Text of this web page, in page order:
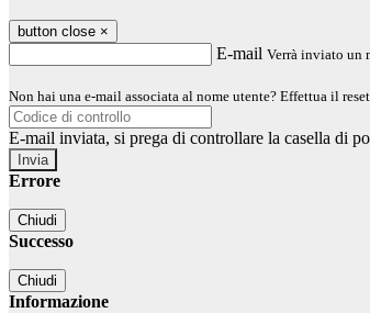
button close ×
E-mail Verrà inviato un
Non hai una e-mail associata al nome utente? Effettua il
E-mail inviata, si prega di controllare la casella di
Errore
Chiudi
Successo
Chiudi
Informazione